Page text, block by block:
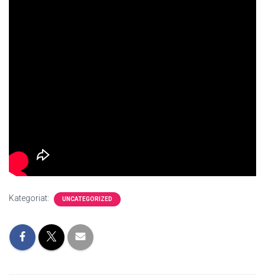
Kategoriat: UNCATEGORIZED